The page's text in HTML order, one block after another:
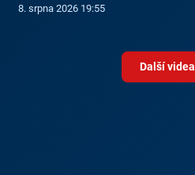
8. srpna 2026 19:55
Další videa